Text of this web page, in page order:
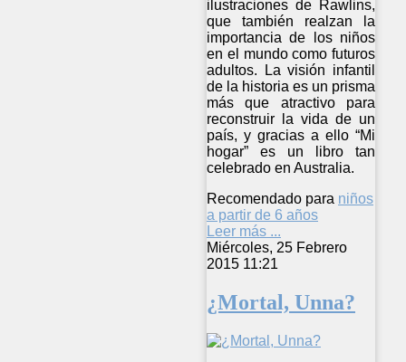
ilustraciones de Rawlins,
que también realzan la
importancia de los niños
en el mundo como futuros
adultos. La visión infantil
de la historia es un prisma
más que atractivo para
reconstruir la vida de un
país, y gracias a ello “Mi
hogar” es un libro tan
celebrado en Australia.
Recomendado para niños
a partir de 6 años
Leer más ...
Miércoles, 25 Febrero
2015 11:21
¿Mortal, Unna?